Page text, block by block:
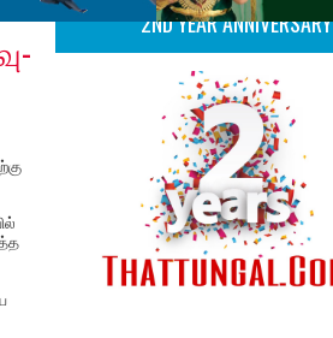
2ND YEAR ANNIVERSARY